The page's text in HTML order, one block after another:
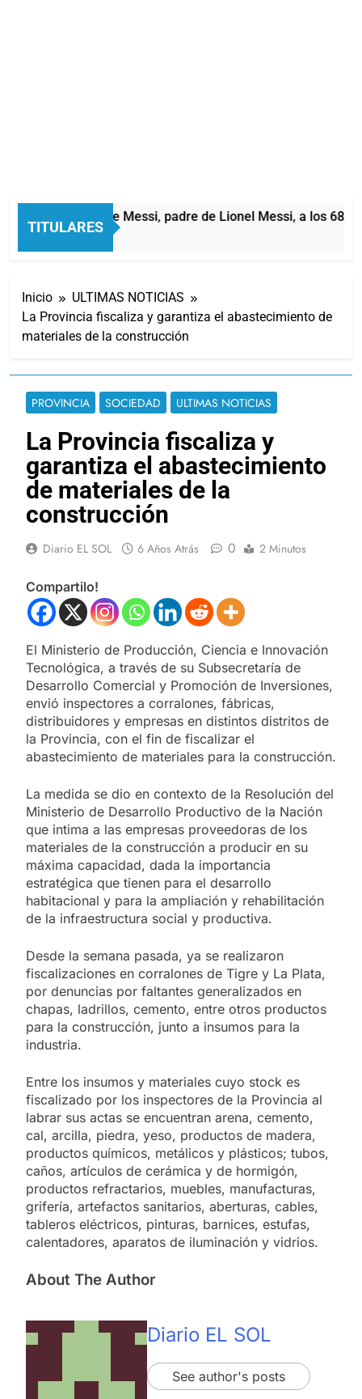
TITULARES
Murió Jorge Messi, padre de Lionel Messi, a los 68
1 Hora Atrás
Inicio
ULTIMAS NOTICIAS
La Provincia fiscaliza y garantiza el abastecimiento de
materiales de la construcción
PROVINCIA SOCIEDAD ULTIMAS NOTICIAS
La Provincia fiscaliza y
garantiza el abastecimiento
de materiales de la
construcción
Diario EL SOL 6 Años Atrás 0 2 Minutos
Compartilo!
El Ministerio de Producción, Ciencia e Innovación
Tecnológica, a través de su Subsecretaría de
Desarrollo Comercial y Promoción de Inversiones,
envió inspectores a corralones, fábricas,
distribuidores y empresas en distintos distritos de
la Provincia, con el fin de fiscalizar el
abastecimiento de materiales para la construcción.
La medida se dio en contexto de la Resolución del
Ministerio de Desarrollo Productivo de la Nación
que intima a las empresas proveedoras de los
materiales de la construcción a producir en su
máxima capacidad, dada la importancia
estratégica que tienen para el desarrollo
habitacional y para la ampliación y rehabilitación
de la infraestructura social y productiva.
Desde la semana pasada, ya se realizaron
fiscalizaciones en corralones de Tigre y La Plata,
por denuncias por faltantes generalizados en
chapas, ladrillos, cemento, entre otros productos
para la construcción, junto a insumos para la
industria.
Entre los insumos y materiales cuyo stock es
fiscalizado por los inspectores de la Provincia al
labrar sus actas se encuentran arena, cemento,
cal, arcilla, piedra, yeso, productos de madera,
productos químicos, metálicos y plásticos; tubos,
caños, artículos de cerámica y de hormigón,
productos refractarios, muebles, manufacturas,
grifería, artefactos sanitarios, aberturas, cables,
tableros eléctricos, pinturas, barnices, estufas,
calentadores, aparatos de iluminación y vidrios.
About The Author
Diario EL SOL
See author's posts